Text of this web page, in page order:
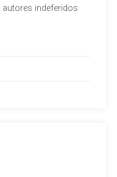
autores indeferidos